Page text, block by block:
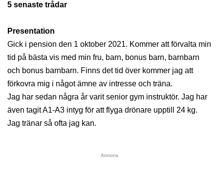
5 senaste trådar
Presentation
Gick i pension den 1 oktober 2021. Kommer att förvalta min
tid på bästa vis med min fru, barn, bonus barn, barnbarn
och bonus barnbarn. Finns det tid över kommer jag att
förkovra mig i något ämne av intresse och träna.
Jag har sedan några år varit senior gym instruktör. Jag har
även tagit A1-A3 intyg för att flyga drönare upptill 24 kg.
Jag tränar så ofta jag kan.
Annons